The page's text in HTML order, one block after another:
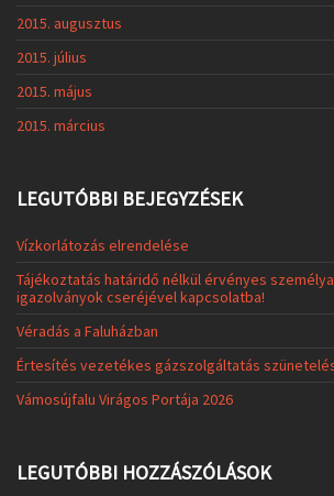
2015. augusztus
2015. július
2015. május
2015. március
LEGUTÓBBI BEJEGYZÉSEK
Vízkorlátozás elrendelése
Tájékoztatás határidő nélkül érvényes
igazolványok cseréjével kapcsolatba!
Véradás a Faluházban
Értesítés vezetékes gázszolgáltatás
Vámosújfalu Virágos Portája 2026
LEGUTÓBBI HOZZÁSZÓLÁSOK